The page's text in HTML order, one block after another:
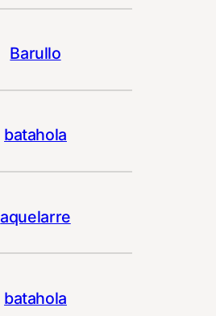
Barullo
batahola
aquelarre
batahola